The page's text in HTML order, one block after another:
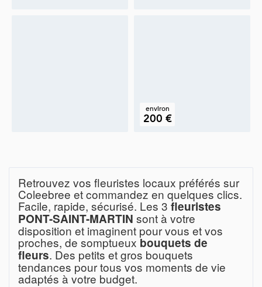
environ
200 €
Retrouvez vos fleuristes locaux préférés sur
Coleebree et commandez en quelques clics.
Facile, rapide, sécurisé. Les 3 fleuristes
PONT-SAINT-MARTIN sont à votre
disposition et imaginent pour vous et vos
proches, de somptueux bouquets de
fleurs. Des petits et gros bouquets
tendances pour tous vos moments de vie
adaptés à votre budget.